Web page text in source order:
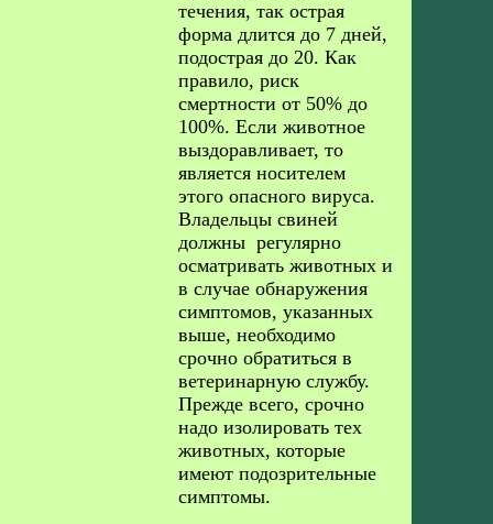
течения, так острая
форма длится до 7 дней,
подострая до 20. Как
правило, риск
смертности от 50% до
100%. Если животное
выздоравливает, то
является носителем
этого опасного вируса.
Владельцы свиней
должны регулярно
осматривать животных и
в случае обнаружения
симптомов, указанных
выше, необходимо
срочно обратиться в
ветеринарную службу.
Прежде всего, срочно
надо изолировать тех
животных, которые
имеют подозрительные
симптомы.